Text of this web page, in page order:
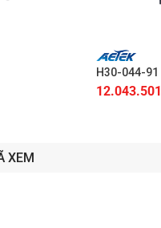
H30-044-91
12.043.501
XEM